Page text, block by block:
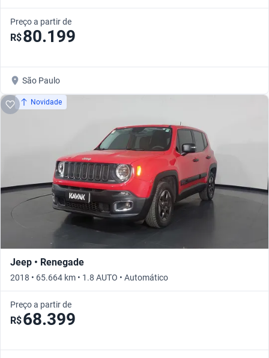
Preço a partir de
R$80.199
São Paulo
Novidade
Jeep • Renegade
2018 • 65.664 km • 1.8 AUTO • Automático
Preço a partir de
R$68.399